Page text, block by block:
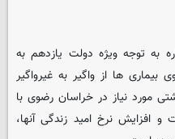
به توجه ویژه دولت یازدهم به
ها از واگیر به غیرواگیر
مورد نیاز در خراسان رضوی با
افزایش نرخ امید زندگی آنها،